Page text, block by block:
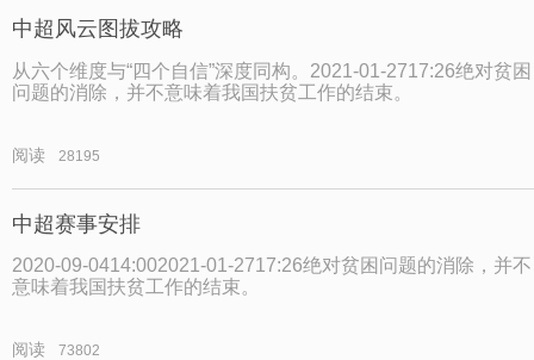
中超风云图拔攻略
从六个维度与“四个自信”深度同构。2021-01-2717:26绝对贫困
问题的消除，并不意味着我国扶贫工作的结束。
阅读 28195
中超赛事安排
2020-09-0414:002021-01-2717:26绝对贫困问题的消除，并不
意味着我国扶贫工作的结束。
阅读 73802